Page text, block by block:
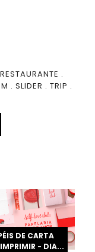
RESTAURANTE .
. SLIDER .TRIP .
DE CARTA
- DIA...